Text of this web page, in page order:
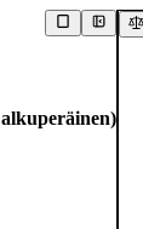
alkuperäinen)